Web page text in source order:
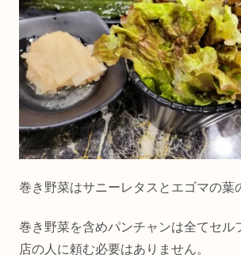
巻き野菜はサニーレタスとエゴマの葉
巻き野菜を含めパンチャンは全てセル
店の人に頼む必要はありません。